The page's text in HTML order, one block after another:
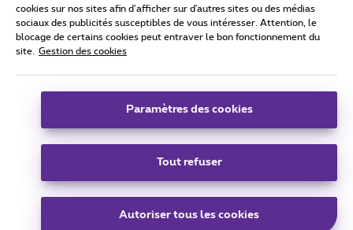
Tous droits réservés. © 2026
Conditions générales, info consommateur
Coordonnées de l’entreprise
Boulevard du Roi Albert II 27 - B-1030 Bruxelles.
Carrier & Wholesale Solutions
|Telindus
cookies sur nos sites afin d’afficher sur d'autres sites ou des médias
sociaux des publicités susceptibles de vous intéresser. Attention, le
blocage de certains cookies peut entraver le bon fonctionnement du
site.
Gestion des cookies
Paramètres des cookies
Tout refuser
Autoriser tous les cookies